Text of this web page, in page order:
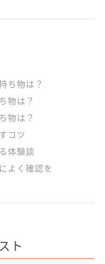
ち物は？
物は？
物は？
コツ
体験談
よく確認を
ト